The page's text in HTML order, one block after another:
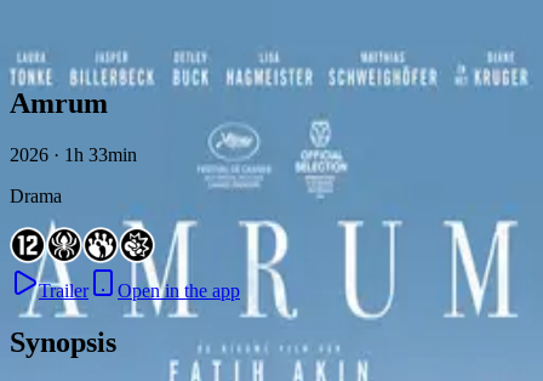
Skip to content
Amrum
2026 · 1h 33min
Drama
Trailer Open in the app
Synopsis